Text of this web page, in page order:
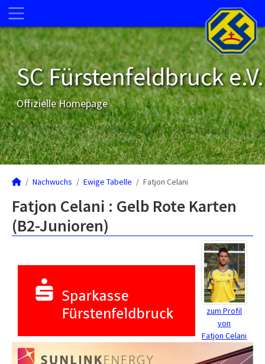
SC Fürstenfeldbruck e.V.
Offizielle Homepage
Nachwuchs Ewige Tabelle Fatjon Celani
Fatjon Celani : Gelb Rote Karten
(B2-Junioren)
zum Profil
von
Fatjon Celani